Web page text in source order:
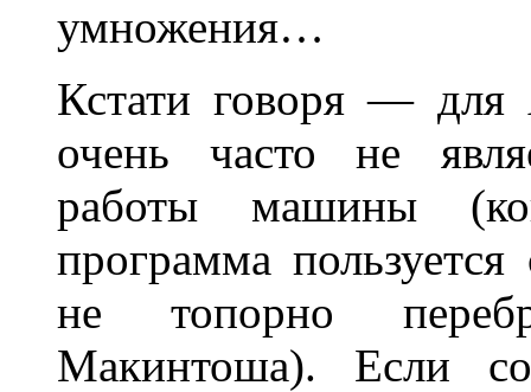
умножения…
Кстати говоря — для
очень часто не
работы машины
программа
не топорно
Макинтоша). Если